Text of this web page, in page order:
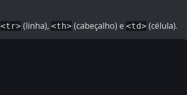
<tr> (linha), <th> (cabeçalho) e <td> (célula).